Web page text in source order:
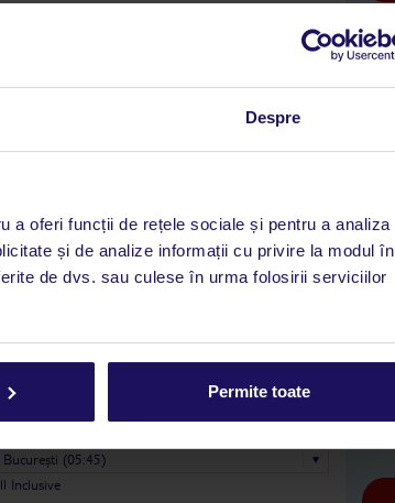
Despre
a oferi funcții de rețele sociale și pentru a analiza
și de analize informații cu privire la modul în
de dvs. sau culese în urma folosirii serviciilor
Permite toate
Iași (14:00)
Inclusive
Porto Petro
Bucureşti (05:45)
Inclusive